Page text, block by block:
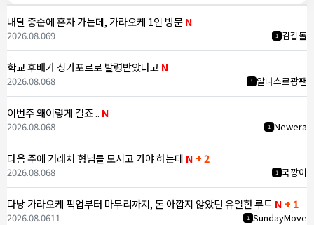
내달 중순에 혼자 가는데, 가라오케 1인 방문N
1 김갑돌
2026.08.069
학교 후배가 싱가포르로 발령받았다고N
1 알나스르광팬
2026.08.068
이번주 왜이렇게 길죠 .. N
1 Newera
2026.08.068
다음 주에 거래처 형님들 모시고 가야 하는데 N + 2
1 국깡이
2026.08.068
다낭 가라오케 픽업부터 마무리까지, 돈 아깝지 않았던 유일한 루트N + 1
1 SundayMove
2026.08.0611